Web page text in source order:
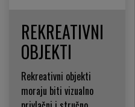
REKREATIVNI
OBJEKTI
Rekreativni objekti
moraju biti vizualno